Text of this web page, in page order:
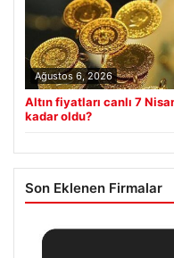
Ağustos 6, 2026
Altın fiyatları canlı 7
kadar oldu?
Son Eklenen Firmalar